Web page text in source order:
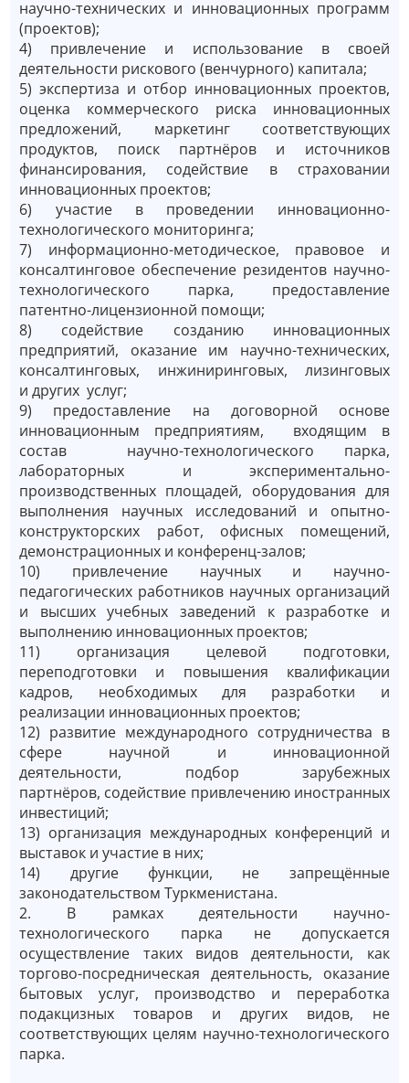
научно-технических и инновационных программ
(проектов);
4) привлечение и использование в своей
деятельности рискового (венчурного) капитала;
5) экспертиза и отбор инновационных проектов,
оценка коммерческого риска инновационных
предложений, маркетинг соответствующих
продуктов, поиск партнёров и источников
финансирования, содействие в страховании
инновационных проектов;
6) участие в проведении инновационно-
технологического мониторинга;
7) информационно-методическое, правовое и
консалтинговое обеспечение резидентов научно-
технологического парка, предоставление
патентно-лицензионной помощи;
8) содействие созданию инновационных
предприятий, оказание им научно-технических,
консалтинговых, инжиниринговых, лизинговых
и других услуг;
9) предоставление на договорной основе
инновационным предприятиям, входящим в
состав научно-технологического парка,
лабораторных и экспериментально-
производственных площадей, оборудования для
выполнения научных исследований и опытно-
конструкторских работ, офисных помещений,
демонстрационных и конференц-залов;
10) привлечение научных и научно-
педагогических работников научных организаций
и высших учебных заведений к разработке и
выполнению инновационных проектов;
11) организация целевой подготовки,
переподготовки и повышения квалификации
кадров, необходимых для разработки и
реализации инновационных проектов;
12) развитие международного сотрудничества в
сфере научной и инновационной
деятельности, подбор зарубежных
партнёров, содействие привлечению иностранных
инвестиций;
13) организация международных конференций и
выставок и участие в них;
14) другие функции, не запрещённые
законодательством Туркменистана.
2. В рамках деятельности научно-
технологического парка не допускается
осуществление таких видов деятельности, как
торгово-посредническая деятельность, оказание
бытовых услуг, производство и переработка
подакцизных товаров и других видов, не
соответствующих целям научно-технологического
парка.